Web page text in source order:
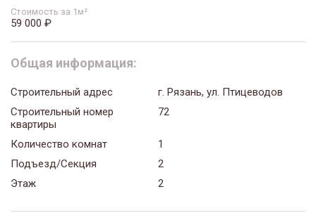
Стоимость за 1м²
59 000 ₽
Общая информация:
Строительный адрес
г. Рязань, ул. Птицеводов
Строительный номер
квартиры
72
Количество комнат
1
Подъезд/Секция
2
Этаж
2